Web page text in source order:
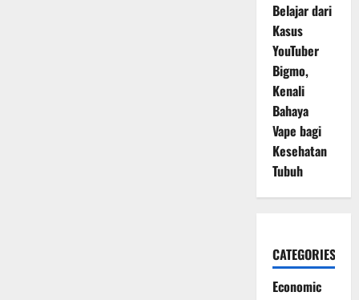
Belajar dari
Kasus
YouTuber
Bigmo,
Kenali
Bahaya
Vape bagi
Kesehatan
Tubuh
CATEGORIES
Economic